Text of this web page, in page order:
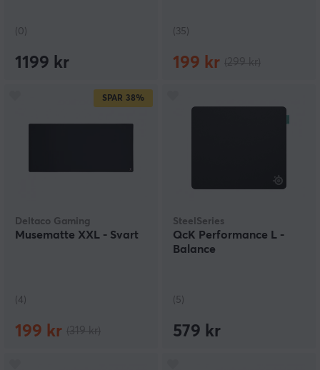
(0)
1199 kr
(35)
199 kr
SPAR 38%
Deltaco Gaming
Musematte XXL - Svart
(4)
199 kr
SteelSeries
QcK Performance L -
Balance
(5)
579 kr